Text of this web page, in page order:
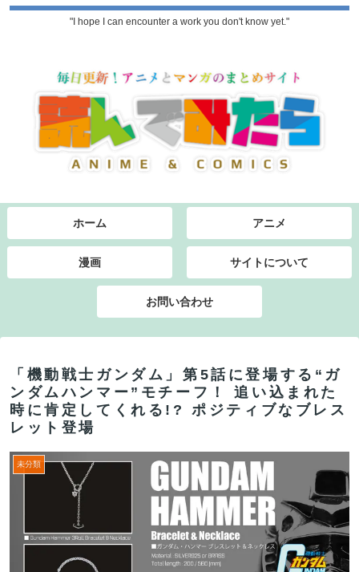
"I hope I can encounter a work you don't know yet."
ホーム アニメ
漫画 サイトについて
お問い合わせ
「機動戦士ガンダム」第5話に登場する“ガ
ンダムハンマー”モチーフ！ 追い込まれた
時に肯定してくれる!? ポジティブなブレス
レット登場
未分類